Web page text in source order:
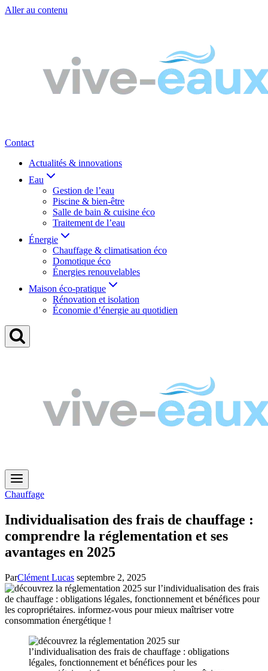
Aller au contenu
Contact
Actualités & innovations
Eau
Gestion de l’eau
Piscine & bien-être
Salle de bain & cuisine éco
Traitement de l’eau
Énergie
Chauffage & climatisation éco
Domotique éco
Énergies renouvelables
Maison éco-pratique
Rénovation et isolation
Économie d’énergie au quotidien
Chauffage
Individualisation des frais de chauffage :
comprendre la réglementation et ses
avantages en 2025
ParClément Lucas septembre 2, 2025